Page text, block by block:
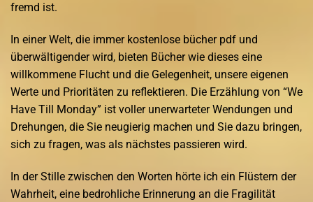
fremd ist.
In einer Welt, die immer kostenlose bücher pdf und
überwältigender wird, bieten Bücher wie dieses eine
willkommene Flucht und die Gelegenheit, unsere eigenen
Werte und Prioritäten zu reflektieren. Die Erzählung von “We
Have Till Monday” ist voller unerwarteter Wendungen und
Drehungen, die Sie neugierig machen und Sie dazu bringen,
sich zu fragen, was als nächstes passieren wird.
In der Stille zwischen den Worten hörte ich ein Flüstern der
Wahrheit, eine bedrohliche Erinnerung an die Fragilität